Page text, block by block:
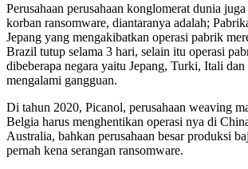
Perusahaan perusahaan konglomerat dunia
korban ransomware, diantaranya adalah;
Jepang yang mengakibatkan operasi pabrik
Brazil tutup selama 3 hari, selain itu operasi
dibeberapa negara yaitu Jepang, Turki, Itali
mengalami gangguan.
Di tahun 2020, Picanol, perusahaan weaving
Belgia harus menghentikan operasi nya di
Australia, bahkan perusahaan besar produksi
pernah kena serangan ransomware.